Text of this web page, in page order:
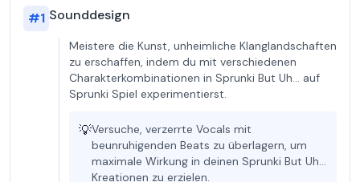
#1 Sounddesign
Meistere die Kunst, unheimliche Klanglandschaften
zu erschaffen, indem du mit verschiedenen
Charakterkombinationen in Sprunki But Uh… auf
Sprunki Spiel experimentierst.
💡Versuche, verzerrte Vocals mit
beunruhigenden Beats zu überlagern, um
maximale Wirkung in deinen Sprunki But Uh…
Kreationen zu erzielen.